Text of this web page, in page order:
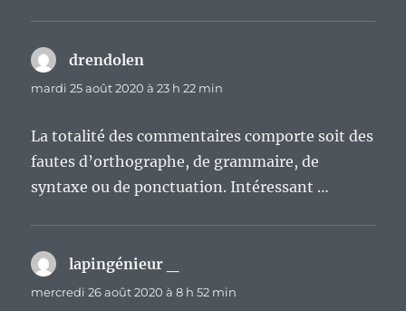
drendolen
mardi 25 août 2020 à 23 h 22 min
La totalité des commentaires comporte soit des
fautes d’orthographe, de grammaire, de
syntaxe ou de ponctuation. Intéressant …
lapingénieur _
mercredi 26 août 2020 à 8 h 52 min